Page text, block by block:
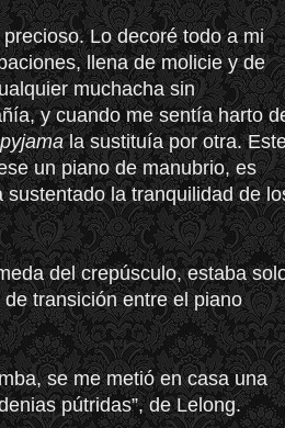
Lo decoré todo a mi
llena de molicie y de
muchacha sin
y cuando me sentía harto
pyjamala sustituía por otra.
un piano de manubrio, es
la tranquilidad de
del crepúsculo, estaba
transición entre el piano
se me metió en casa una
pútridas”, de Lelong.